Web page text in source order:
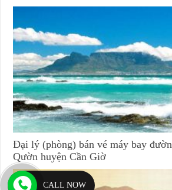
Đại lý (phòng) bán vé máy bay
Qườn huyện Cần Giờ
CALL NOW